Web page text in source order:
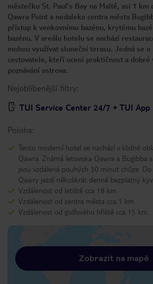
městečku St. Paul's Bay na Maltě, asi 1 km
Qawra Point a nedaleko centra města
přístup k venkovnímu bazénu, krytému
bazénu. V areálu hotelu se nachází
mohou využívat sluneční terasu. Jedná se
cestovatele, kteří ocení praktičnost a dobré
poznávání ostrova.
Nejoblíbenější filtry:
TUI Service Center 24/7 + TUI App
Poloha:
Tento moderní hotel se nachází v klidné
Qawra. Známá letoviska Qawra a Bugibba
jsou vzdálená pouhých 30 minut chůze.
Qawry jezdí několikrát denně bezplatný
Vzdálenost od letiště cca 18 km
Vzdálenost od centra města cca 1 km
Vzdálenost od golfového hřiště cca 15 km.
Zobrazit na mapě